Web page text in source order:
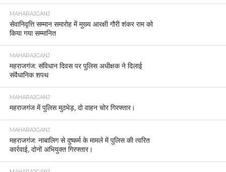
MAHARAJGANJ
सेवानिवृत्ति सम्मान समारोह में मुख्य आरक्षी गौरी शंकर राम को
किया गया सम्मानित
MAHARAJGANJ
महराजगंज: संविधान दिवस पर पुलिस अधीक्षक ने दिलाई
संवैधानिक शपथ
MAHARAJGANJ
महराजगंज में पुलिस मुठभेड़, दो वाहन चोर गिरफ्तार।
MAHARAJGANJ
महराजगंज: नाबालिग से दुष्कर्म के मामले में पुलिस की त्वरित
कार्रवाई, दोनों अभियुक्त गिरफ्तार।